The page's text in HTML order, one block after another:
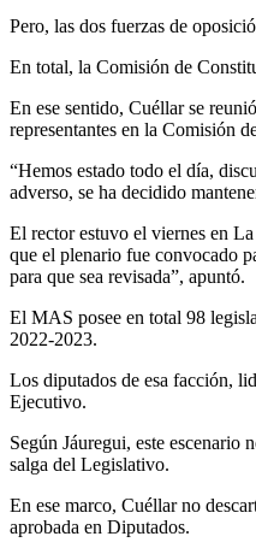
Pero, las dos fuerzas de
En total, la Comisión de
En ese sentido, Cuéllar se
representantes en la Comisión
“Hemos estado todo el día,
adverso, se ha decidido
El rector estuvo el viernes en
que el plenario fue convocado
para que sea revisada”, apuntó.
El MAS posee en total 98
2022-2023.
Los diputados de esa facción,
Ejecutivo.
Según Jáuregui, este escenario
salga del Legislativo.
En ese marco, Cuéllar no
aprobada en Diputados.